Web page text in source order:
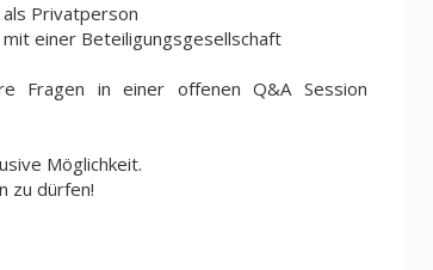
Privatperson
einer Beteiligungsgesellschaft
Fragen in einer offenen Q&A Session
Möglichkeit.
zu dürfen!